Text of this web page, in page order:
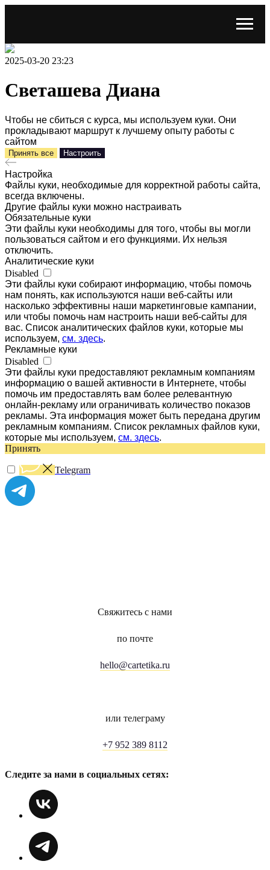
2025-03-20 23:23
Светашева Диана
Чтобы не сбиться с курса, мы используем куки. Они
прокладывают маршрут к лучшему опыту работы с
сайтом
Принять все Настроить
Настройка
Файлы куки, необходимые для корректной работы сайта,
всегда включены.
Другие файлы куки можно настраивать
Обязательные куки
Эти файлы куки необходимы для того, чтобы вы могли
пользоваться сайтом и его функциями. Их нельзя
отключить.
Аналитические куки
Disabled
Эти файлы куки собирают информацию, чтобы помочь
нам понять, как используются наши веб-сайты или
насколько эффективны наши маркетинговые кампании,
или чтобы помочь нам настроить наши веб-сайты для
вас. Список аналитических файлов куки, которые мы
используем, см. здесь.
Рекламные куки
Disabled
Эти файлы куки предоставляют рекламным компаниям
информацию о вашей активности в Интернете, чтобы
помочь им предоставлять вам более релевантную
онлайн-рекламу или ограничивать количество показов
рекламы. Эта информация может быть передана другим
рекламным компаниям. Список рекламных файлов куки,
которые мы используем, см. здесь.
Принять
Telegram
Свяжитесь с нами
по почте
hello@cartetika.ru
или телеграму
+7 952 389 8112
Следите за нами в социальных сетях: